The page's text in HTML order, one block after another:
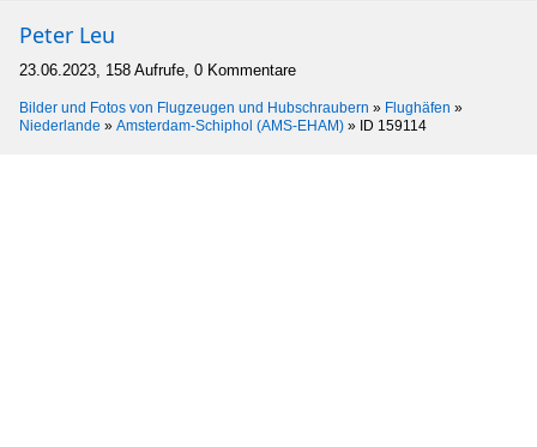
Peter Leu
23.06.2023, 158 Aufrufe, 0 Kommentare
Bilder und Fotos von Flugzeugen und Hubschraubern » Flughäfen »
Niederlande » Amsterdam-Schiphol (AMS-EHAM) » ID 159114